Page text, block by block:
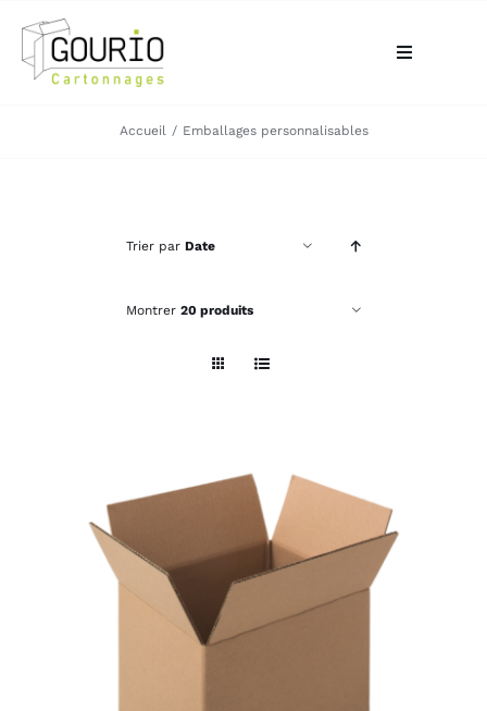
contenu
Toggle
VOTRE BESOIN
Accueil Emballages personnalisables
Trier par Date
Montrer 20 produits